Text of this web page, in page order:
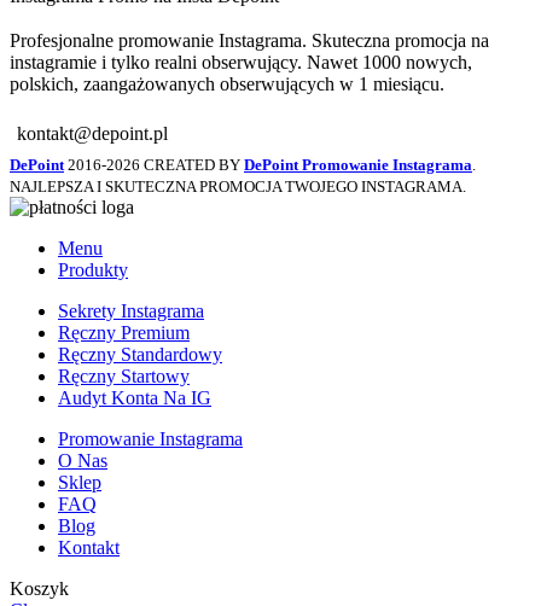
Profesjonalne promowanie Instagrama. Skuteczna promocja na
instagramie i tylko realni obserwujący. Nawet 1000 nowych,
polskich, zaangażowanych obserwujących w 1 miesiącu.
kontakt@depoint.pl
DePoint 2016-2026 CREATED BY DePoint Promowanie Instagrama
NAJLEPSZA I SKUTECZNA PROMOCJA TWOJEGO INSTAGRAMA.
Menu
Produkty
Sekrety Instagrama
Ręczny Premium
Ręczny Standardowy
Ręczny Startowy
Audyt Konta Na IG
Promowanie Instagrama
O Nas
Sklep
FAQ
Blog
Kontakt
Koszyk